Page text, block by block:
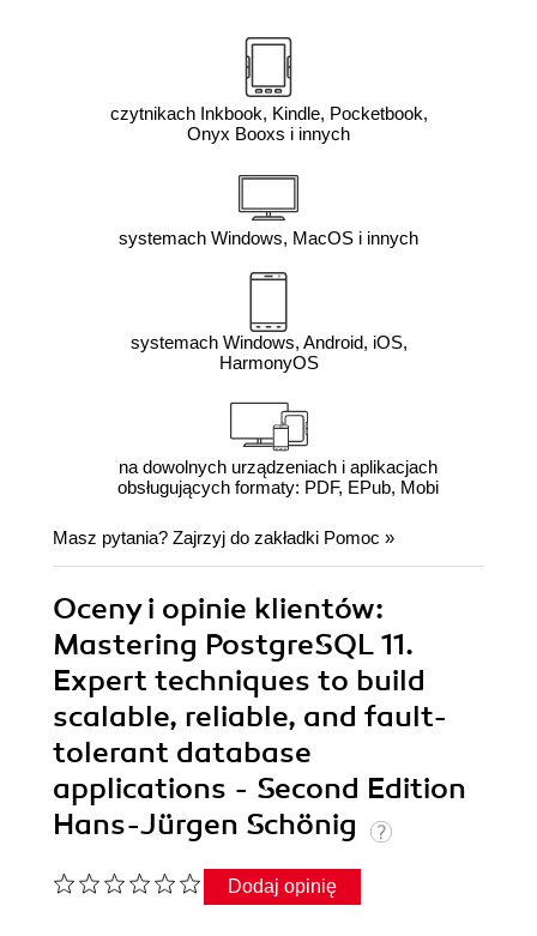
czytnikach Inkbook, Kindle, Pocketbook,
Onyx Booxs i innych
systemach Windows, MacOS i innych
systemach Windows, Android, iOS,
HarmonyOS
na dowolnych urządzeniach i aplikacjach
obsługujących formaty: PDF, EPub, Mobi
Masz pytania? Zajrzyj do zakładki Pomoc »
Oceny i opinie klientów:
Mastering PostgreSQL 11.
Expert techniques to build
scalable, reliable, and fault-
tolerant database
applications - Second Edition
Hans-Jürgen Schönig
Dodaj opinię